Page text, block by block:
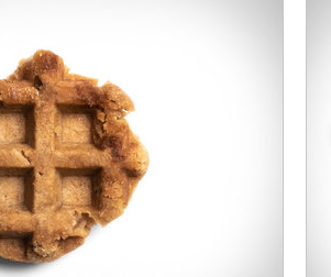
inches / 274 cm
hours of use / Lithium Polymer
way communication with